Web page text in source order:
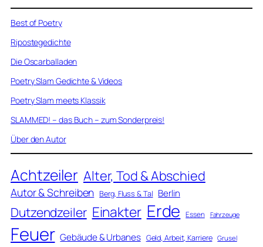
Best of Poetry
Ripostegedichte
Die Oscarballaden
Poetry Slam Gedichte & Videos
Poetry Slam meets Klassik
SLAMMED! – das Buch – zum Sonderpreis!
Über den Autor
Achtzeiler Alter, Tod & Abschied
Autor & Schreiben Berg, Fluss & Tal Berlin
Dutzendzeiler Einakter Erde Essen Fahrzeuge
Feuer Gebäude & Urbanes Geld, Arbeit, Karriere Grusel